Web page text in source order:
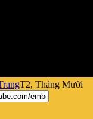
T2, Tháng Mười